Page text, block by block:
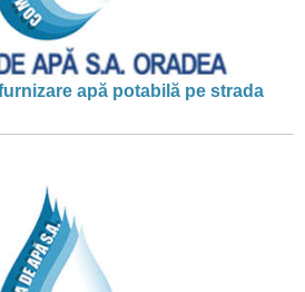
apă potabilă pe strada